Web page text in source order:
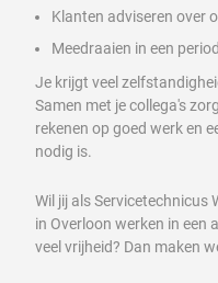
Klanten adviseren over
Meedraaien in een
Je krijgt veel
Samen met je collega's
rekenen op goed werk en
nodig is.
Wil jij als
in Overloon werken in een
veel vrijheid? Dan maken